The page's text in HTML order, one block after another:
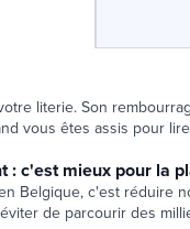
literie. Son
vous êtes assis pour
: c'est mieux pour la
Belgique, c'est réduire
de parcourir des